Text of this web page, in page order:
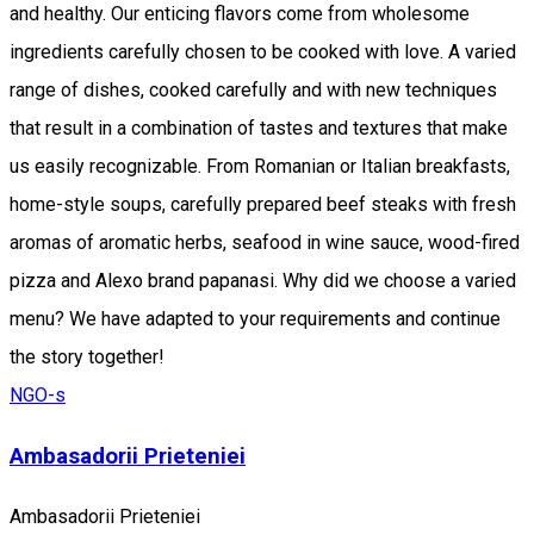
and healthy. Our enticing flavors come from wholesome
ingredients carefully chosen to be cooked with love. A varied
range of dishes, cooked carefully and with new techniques
that result in a combination of tastes and textures that make
us easily recognizable. From Romanian or Italian breakfasts,
home-style soups, carefully prepared beef steaks with fresh
aromas of aromatic herbs, seafood in wine sauce, wood-fired
pizza and Alexo brand papanasi. Why did we choose a varied
menu? We have adapted to your requirements and continue
the story together!
NGO-s
Ambasadorii Prieteniei
Ambasadorii Prieteniei